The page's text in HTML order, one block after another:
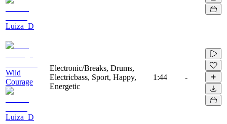
Luiza_D
Wild
Courage
Luiza_D
Electronic/Breaks, Drums,
Electricbass, Sport, Happy,
Energetic
1:44 -